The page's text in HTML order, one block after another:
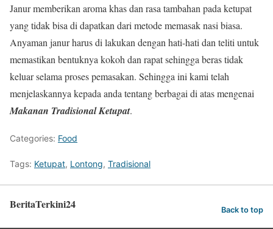
Janur memberikan aroma khas dan rasa tambahan pada ketupat
yang tidak bisa di dapatkan dari metode memasak nasi biasa.
Anyaman janur harus di lakukan dengan hati-hati dan teliti untuk
memastikan bentuknya kokoh dan rapat sehingga beras tidak
keluar selama proses pemasakan. Sehingga ini kami telah
menjelaskannya kepada anda tentang berbagai di atas mengenai
Makanan Tradisional Ketupat.
Categories: Food
Tags: Ketupat, Lontong, Tradisional
BeritaTerkini24 Back to top